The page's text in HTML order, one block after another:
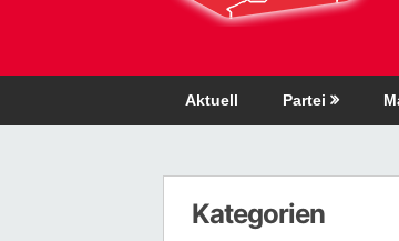
Aktuell Partei
Kategorien